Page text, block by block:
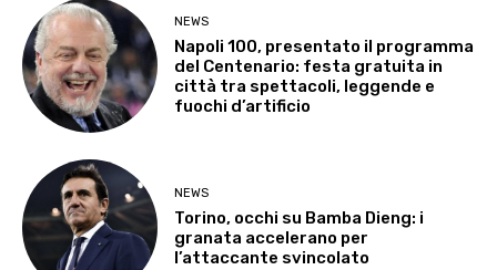
NEWS
Napoli 100, presentato il programma
del Centenario: festa gratuita in
città tra spettacoli, leggende e
fuochi d’artificio
NEWS
Torino, occhi su Bamba Dieng: i
granata accelerano per
l’attaccante svincolato